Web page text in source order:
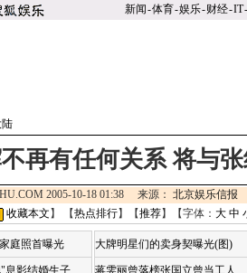
新闻-体育-娱乐-财经-IT-
再有任何关系 将与
2005-10-18 01:38 来源： 北京娱乐信报
收藏本文 】 【热点排行】【推荐】【字体： 大 中
庭照首曝光
息影结婚生子
大牌明星们的卖身契曝光(图)
蒋雯丽曾落榜张国立曾当工人